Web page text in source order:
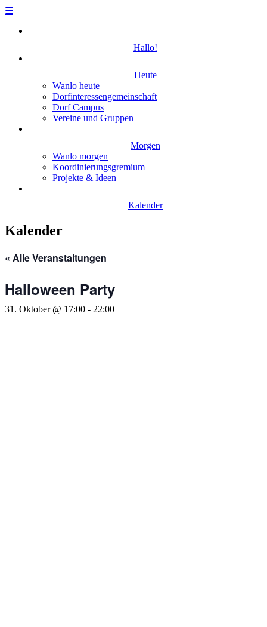
☰
Skip
Hallo!
Heute
Wanlo heute
Dorfinteressengemeinschaft
Dorf Campus
Vereine und Gruppen
Morgen
Wanlo morgen
Koordinierungsgremium
Projekte & Ideen
Kalender
Kalender
« Alle Veranstaltungen
Halloween Party
31. Oktober @ 17:00 - 22:00